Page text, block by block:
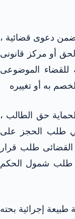
دعوى قضائية ،
أو مركز قانونى
الموضوعى
به أو تغييره
لحماية حق الطالب ،
طلب الحجز على
القضائى طلب قرار
طلب شمول الحكم
إجرائية بحته